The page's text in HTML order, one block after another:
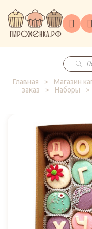
ГлавнаяКаталог
на
заказ
Поиск
Главная
> Магазин
заказ
> Наборы >